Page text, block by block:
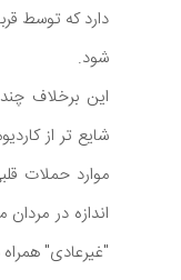
دارد که توسط
شود.
این برخلاف
شایع تر از
موارد حملات
اندازه در
"غیرعادی"